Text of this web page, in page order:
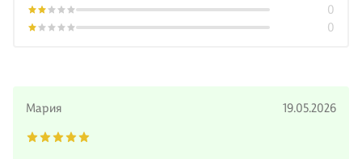
0
0
Мария 19.05.2026